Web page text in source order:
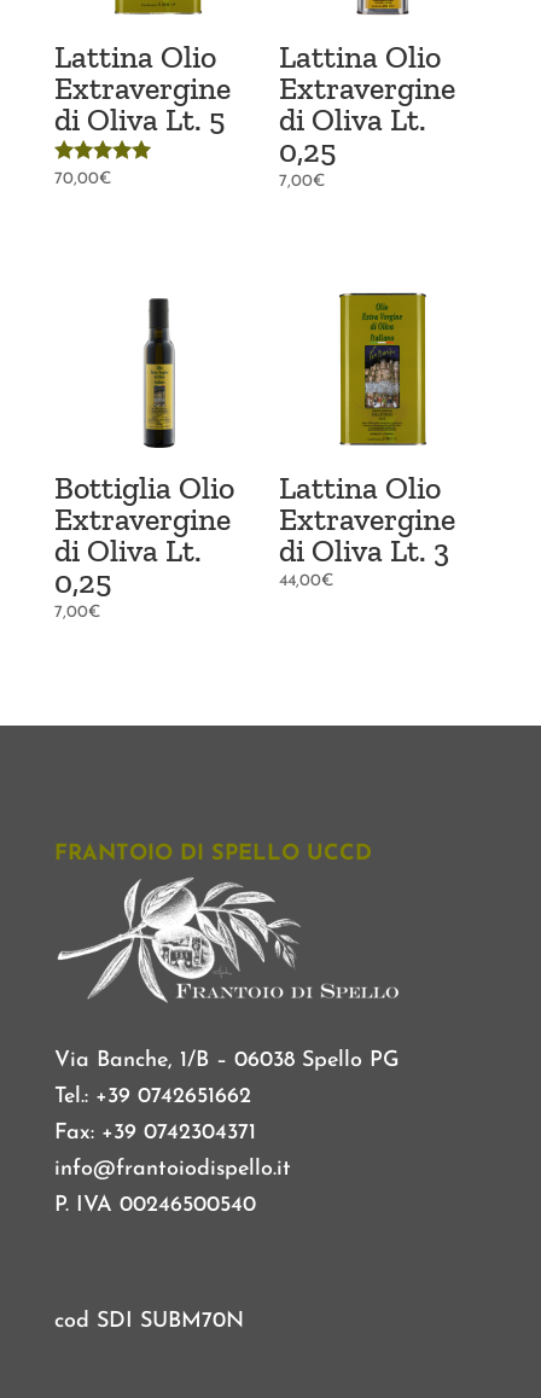
Lattina Olio
Extravergine
di Oliva Lt. 5
Valutato
70,00€
Lattina Olio
Extravergine
di Oliva Lt.
0,25
7,00€
Bottiglia Olio
Extravergine
di Oliva Lt.
0,25
7,00€
Lattina Olio
Extravergine
di Oliva Lt. 3
44,00€
FRANTOIO DI SPELLO UCCD
Via Banche, 1/B – 06038 Spello PG
Tel.: +39 0742651662
Fax: +39 0742304371
info@frantoiodispello.it
P. IVA 00246500540
cod SDI SUBM70N